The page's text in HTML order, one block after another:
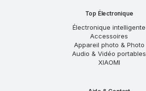
Top Électronique
Électronique intelligente
Accessoires
Appareil photo & Photo
Audio & Vidéo portables
XIAOMI